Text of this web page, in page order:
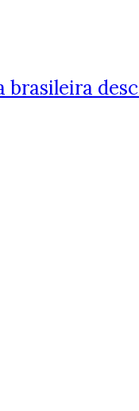
brasileira